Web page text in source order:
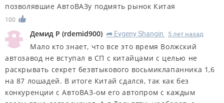
позволявшие АвтоВАЗу подмять рынок Китая
100
Демид Р (rdemid900) R Evgeny Shangin 5 лет назад
Мало кто знает, что все это время Волжский
автозавод не вступал в СП с китайцами с целью не
раскрывать секрет безвтыкового восьмиклапанника 1,6
на 87 лошадей. В итоге Китай сдался, так как без
конкуренции с АвтоВАЗ-ом его автопром с каждым